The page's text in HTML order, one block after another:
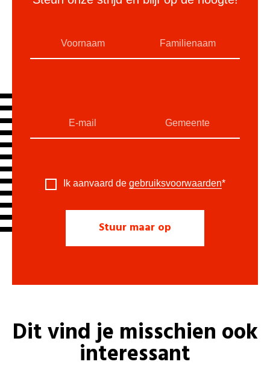
Ik aanvaard de gebruiksvoorwaarden*
Dit vind je misschien ook
interessant